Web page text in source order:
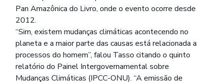
Pan Amazônica do Livro, onde o evento ocorre desde
2012.
“Sim, existem mudanças climáticas acontecendo no
planeta e a maior parte das causas está relacionada a
processos do homem”, falou Tasso citando o quinto
relatório do Painel Intergovernamental sobre
Mudanças Climáticas (IPCC-ONU). “A emissão de